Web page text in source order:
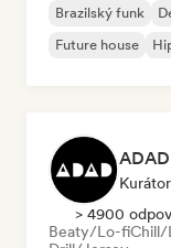
Brazilský funk
Future house
> 4900
Beaty/Lo-fiChill/